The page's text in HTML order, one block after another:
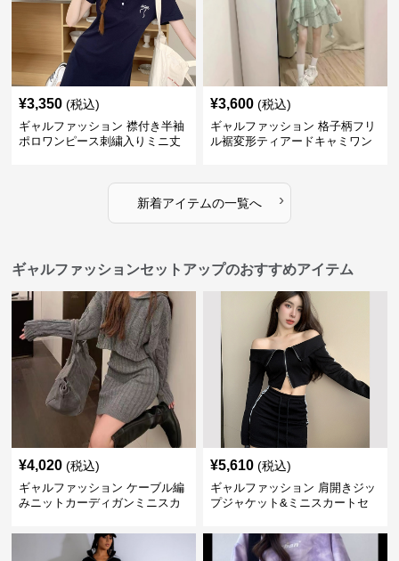
¥3,350 (税込)
ギャルファッション 襟付き半袖
ポロワンピース刺繍入りミニ丈
¥3,600 (税込)
ギャルファッション 格子柄フリ
ル裾変形ティアードキャミワン
新着アイテムの一覧へ ›
ギャルファッションセットアップのおすすめアイテム
¥4,020 (税込)
ギャルファッション ケーブル編
みニットカーディガンミニスカ
¥5,610 (税込)
ギャルファッション 肩開きジッ
プジャケット&ミニスカートセ